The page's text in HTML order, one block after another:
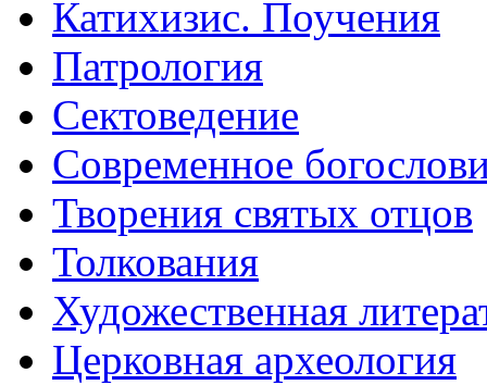
Катихизис. Поучения
Патрология
Сектоведение
Современное
Творения святых отцов
Толкования
Художественная
Церковная археология